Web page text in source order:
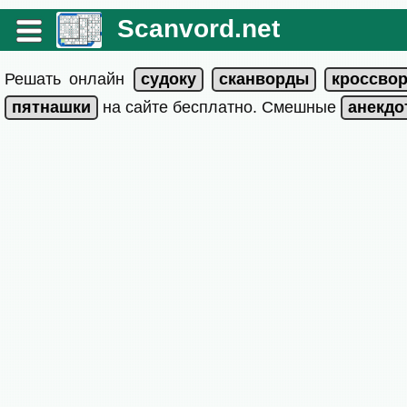
Scanvord.net
Решать онлайн
на сайте бесплатно. Смешные